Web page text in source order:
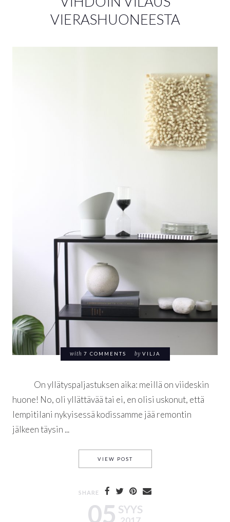
VIERASHUONEESTA
with 7 COMMENTS by VILJA
On yllätyspaljastuksen aika: meillä on viideskin
huone! No, oli yllättävää tai ei, en olisi uskonut, että
lempitilani nykyisessä kodissamme jää remontin
jälkeen täysin ...
05 SYYS
VIEW POSTVIHDOIN VILAUS
SHARE